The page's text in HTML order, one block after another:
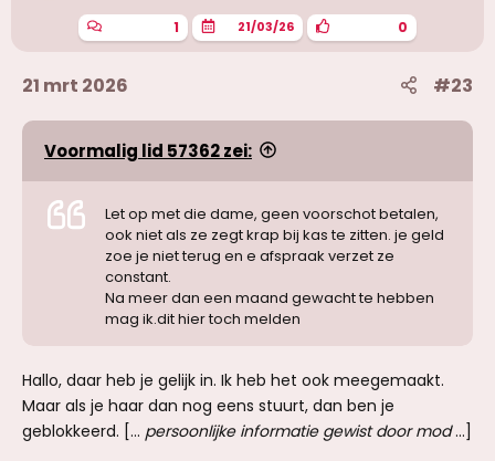
1 21/03/26 0
21 mrt 2026 #23
Voormalig lid 57362 zei:
Let op met die dame, geen voorschot betalen,
ook niet als ze zegt krap bij kas te zitten. je geld
zoe je niet terug en e afspraak verzet ze
constant.
Na meer dan een maand gewacht te hebben
mag ik.dit hier toch melden
Hallo, daar heb je gelijk in. Ik heb het ook meegemaakt.
Maar als je haar dan nog eens stuurt, dan ben je
geblokkeerd. [... persoonlijke informatie gewist door mod...]